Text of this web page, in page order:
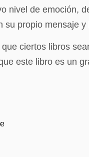
nivel de emoción,
su propio mensaje y
ciertos libros
este libro es un